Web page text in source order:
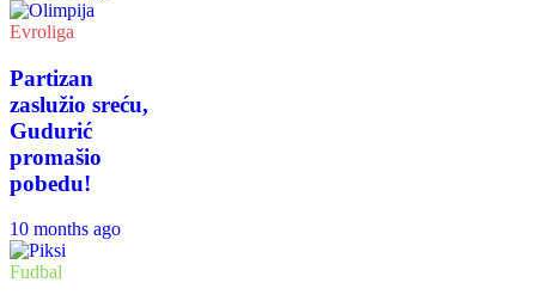
Evroliga
Partizan
zaslužio sreću,
Gudurić
promašio
pobedu!
10 months ago
Fudbal